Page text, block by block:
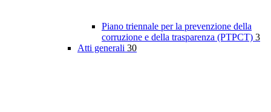
Piano triennale per la prevenzione della
corruzione e della trasparenza (PTPCT) 3
Atti generali 30